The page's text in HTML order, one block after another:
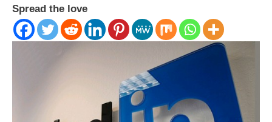
Spread the love